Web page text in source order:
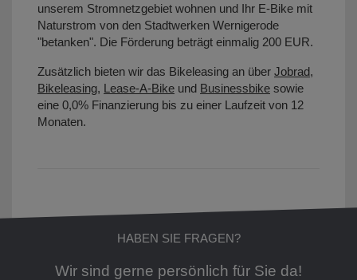
unserem Stromnetzgebiet wohnen und Ihr E-Bike mit
Naturstrom von den Stadtwerken Wernigerode
"betanken". Die Förderung beträgt einmalig 200 EUR.
Zusätzlich bieten wir das Bikeleasing an über Jobrad,
Bikeleasing, Lease-A-Bike und Businessbike sowie
eine 0,0% Finanzierung bis zu einer Laufzeit von 12
Monaten.
HABEN SIE FRAGEN?
Wir sind gerne persönlich für Sie da!